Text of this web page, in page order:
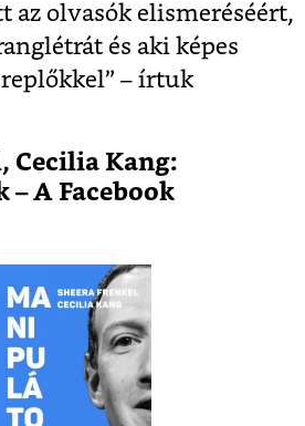
az olvasók elismeréséért,
és aki képes
– írtuk
Cecilia Kang:
A Facebook